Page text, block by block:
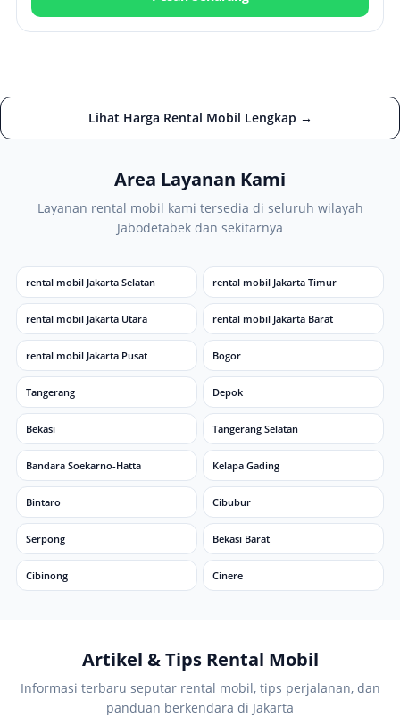
Lihat Harga Rental Mobil Lengkap →
Area Layanan Kami
Layanan rental mobil kami tersedia di seluruh wilayah
Jabodetabek dan sekitarnya
rental mobil Jakarta Selatan rental mobil Jakarta Timur
rental mobil Jakarta Utara rental mobil Jakarta Barat
rental mobil Jakarta Pusat Bogor
Tangerang Depok
Bekasi Tangerang Selatan
Bandara Soekarno-Hatta Kelapa Gading
Bintaro Cibubur
Serpong Bekasi Barat
Cibinong Cinere
Artikel & Tips Rental Mobil
Informasi terbaru seputar rental mobil, tips perjalanan, dan
panduan berkendara di Jakarta